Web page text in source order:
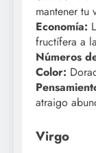
mantener tu
Economía:
fructífera a
Números
Color:
atraigo
Virgo